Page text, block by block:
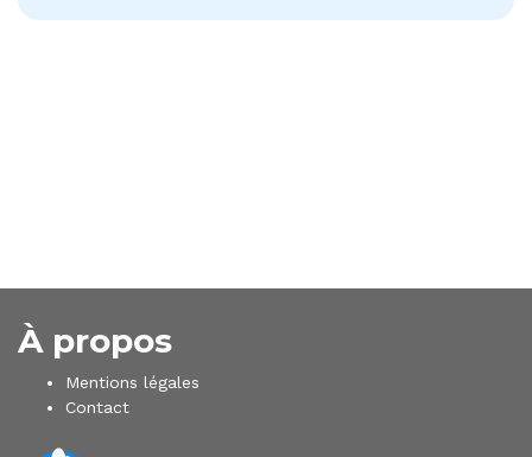
À propos
Mentions légales
Contact